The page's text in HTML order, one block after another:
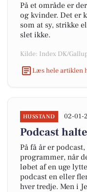
På et område er
og kvinder. Det er
som at sy, strikke
slet ikke.
Kilde: Index DK/
Læs hele artiklen
HUSSTAND 02-01-
Podcast
På få år er
programmer, når
løbet af en uge
podcast en eller
hver tredje. Men i